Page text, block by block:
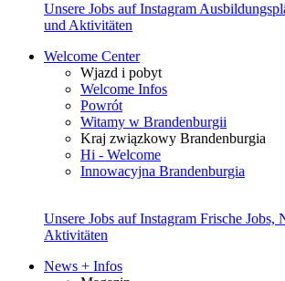
Unsere Jobs auf Instagram
und Aktivitäten
Welcome Center
Wjazd i pobyt
Welcome Infos
Powrót
Witamy w Brandenburgii
Kraj związkowy Brandenburgia
Hi - Welcome
Innowacyjna Brandenburgia
Unsere Jobs auf Instagram Frische Jobs,
Aktivitäten
News + Infos